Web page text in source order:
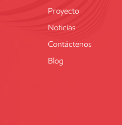
Proyecto
Noticias
Contáctenos
Blog